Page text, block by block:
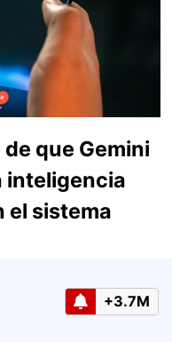
de que Gemini
inteligencia
sistema
+3.7M